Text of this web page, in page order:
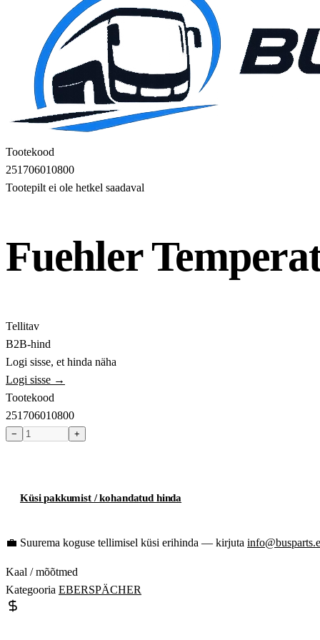
Tootekood
251706010800
Tootepilt ei ole hetkel saadaval
Fuehler
Tellitav
B2B-hind
Logi sisse, et hinda näha
Logi sisse →
Tootekood
251706010800
− +
Küsi pakkumist / kohandatud hinda
💼 Suurema koguse tellimisel küsi erihinda — kirjuta
Kaal / mõõtmed
Kategooria EBERSPÄCHER